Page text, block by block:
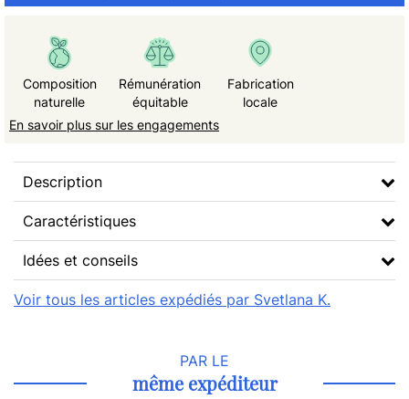
Composition
naturelle
Rémunération
équitable
Fabrication
locale
En savoir plus sur les engagements
Description
Caractéristiques
Idées et conseils
Voir tous les articles expédiés par Svetlana K.
PAR LE
même expéditeur